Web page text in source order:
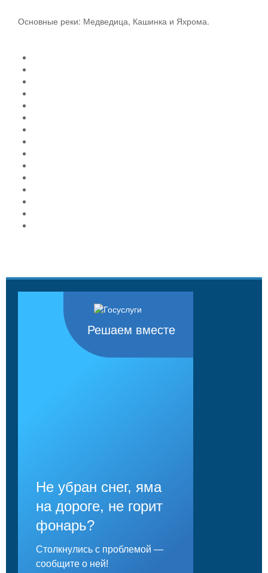
Основные реки: Медведица, Кашинка и Яхрома.
Решаем вместе
Не убран снег, яма
на дороге, не горит
фонарь?
Столкнулись с проблемой —
сообщите о ней!